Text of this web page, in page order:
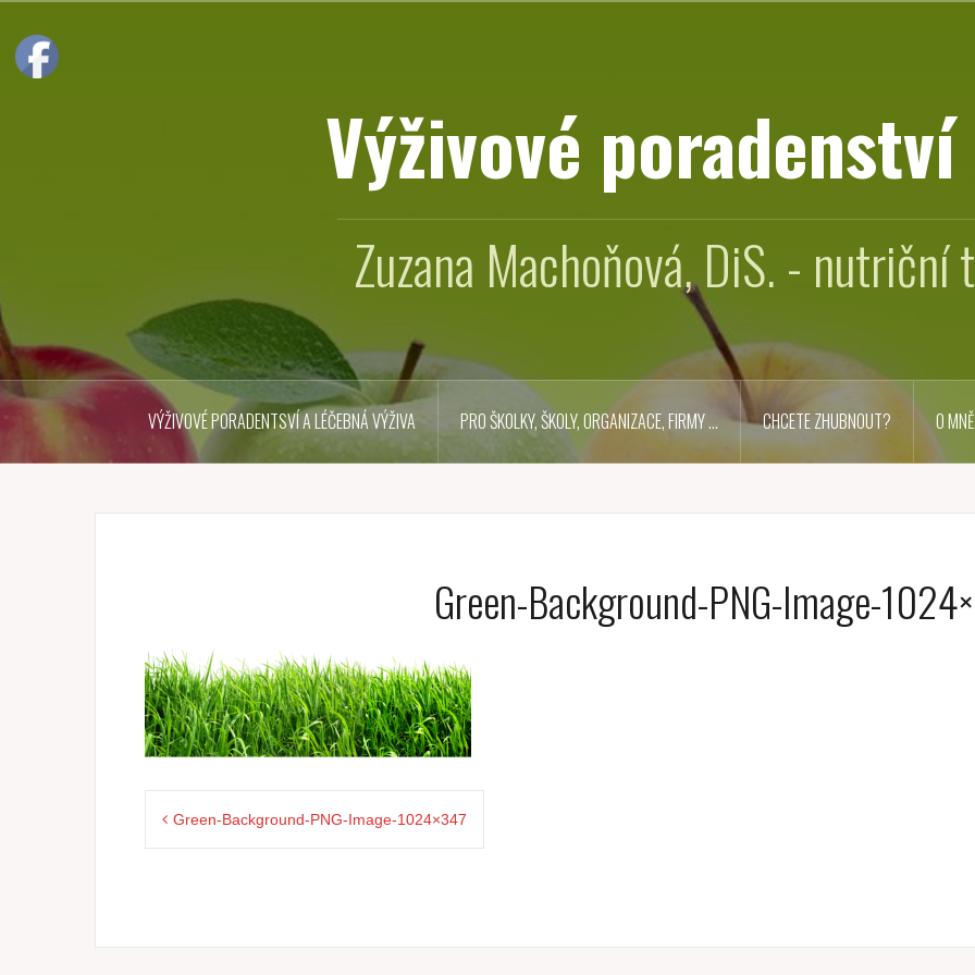
obsahu
webu
Výživové poradenství
Zuzana Machoňová, DiS. - nutriční
VÝŽIVOVÉ PORADENTSVÍ A LÉČEBNÁ VÝŽIVA PRO ŠKOLKY, ŠKOLY, ORGANIZACE, FIRMY … CHCETE ZHUBNOUT? O MNĚ
Green-Background-PNG-Image-
Navigace
Green-Background-PNG-Image-1024×347